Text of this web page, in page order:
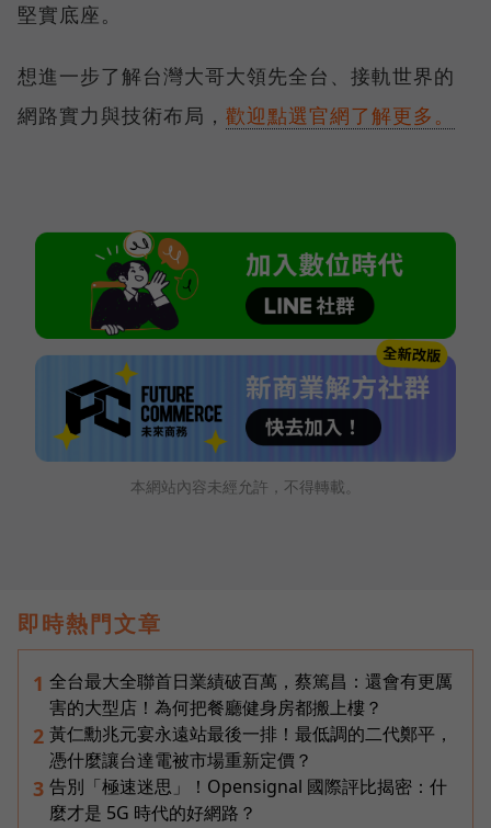
堅實底座。
想進一步了解台灣大哥大領先全台、接軌世界的
網路實力與技術布局， 歡迎點選官網了解更多。
本網站內容未經允許，不得轉載。
即時熱門文章
1 全台最大全聯首日業績破百萬，蔡篤昌：還會有更厲
害的大型店！為何把餐廳健身房都搬上樓？
2 黃仁勳兆元宴永遠站最後一排！最低調的二代鄭平，
憑什麼讓台達電被市場重新定價？
3 告別「極速迷思」！Opensignal 國際評比揭密：什
麼才是 5G 時代的好網路？